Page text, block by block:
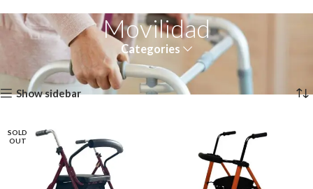
Movilidad
Categories
Movilidad Mostrando los 10 resultados
Show sidebar
SOLD
OUT